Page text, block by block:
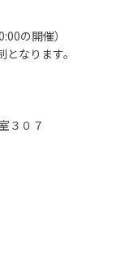
の開催）
なります。
３０７